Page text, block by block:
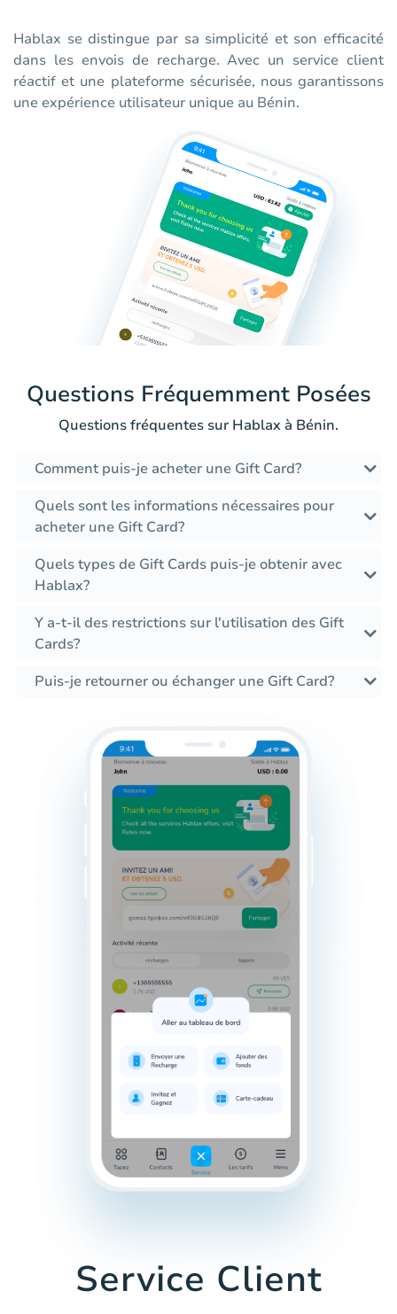
Hablax se distingue par sa simplicité et son efficacité
dans les envois de recharge. Avec un service client
réactif et une plateforme sécurisée, nous garantissons
une expérience utilisateur unique au Bénin.
Questions Fréquemment Posées
Questions fréquentes sur Hablax à Bénin.
Comment puis-je acheter une Gift Card?
Quels sont les informations nécessaires pour
acheter une Gift Card?
Quels types de Gift Cards puis-je obtenir avec
Hablax?
Y a-t-il des restrictions sur l'utilisation des Gift
Cards?
Puis-je retourner ou échanger une Gift Card?
Service Client